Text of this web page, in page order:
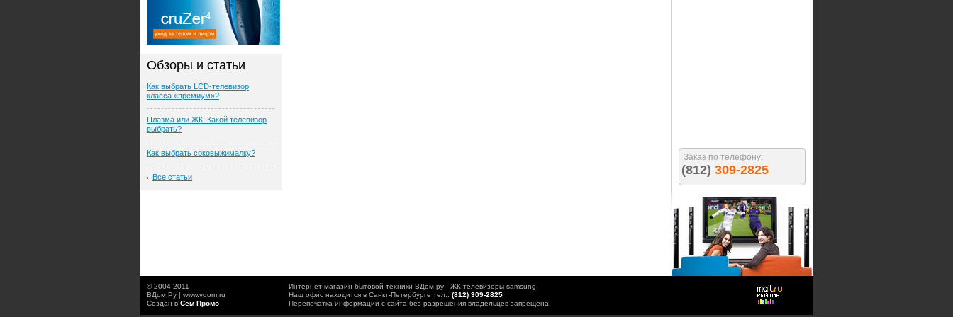
Обзоры и статьи
Как выбрать LCD-телевизор
класса «премиум»?
Плазма или ЖК. Какой телевизор
выбрать?
Как выбрать соковыжималку?
Все статьи
© 2004-2011
ВДом.Ру | www.vdom.ru
Создан в Сем Промо
Интернет магазин бытовой техники ВДом.ру - ЖК телевизоры samsung
Наш офис находится в Санкт-Петербурге тел.: (812) 309-2825
Перепечатка информации с сайта без разрешения владельцев запрещена.
Заказ по телефону:
(812) 309-2825